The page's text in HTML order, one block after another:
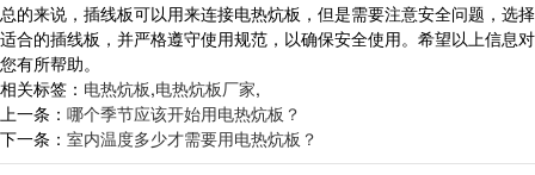
总的来说，插线板可以用来连接电热炕板，但是需要注意安全问题，选择
适合的插线板，并严格遵守使用规范，以确保安全使用。希望以上信息对
您有所帮助。
相关标签： 电热炕板,电热炕板厂家,
上一条： 哪个季节应该开始用电热炕板？
下一条： 室内温度多少才需要用电热炕板？